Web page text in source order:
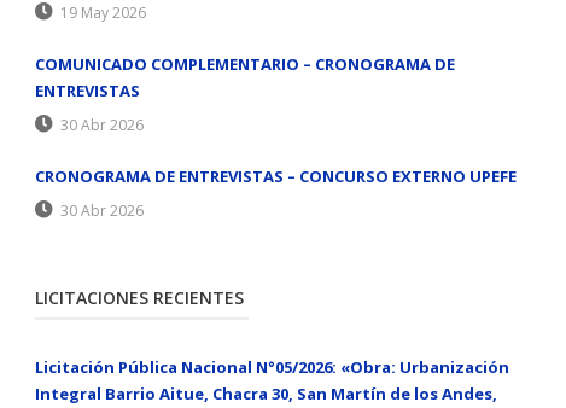
19 May 2026
COMUNICADO COMPLEMENTARIO – CRONOGRAMA DE
ENTREVISTAS
30 Abr 2026
CRONOGRAMA DE ENTREVISTAS – CONCURSO EXTERNO UPEFE
30 Abr 2026
LICITACIONES RECIENTES
Licitación Pública Nacional N°05/2026: «Obra: Urbanización
Integral Barrio Aitue, Chacra 30, San Martín de los Andes,